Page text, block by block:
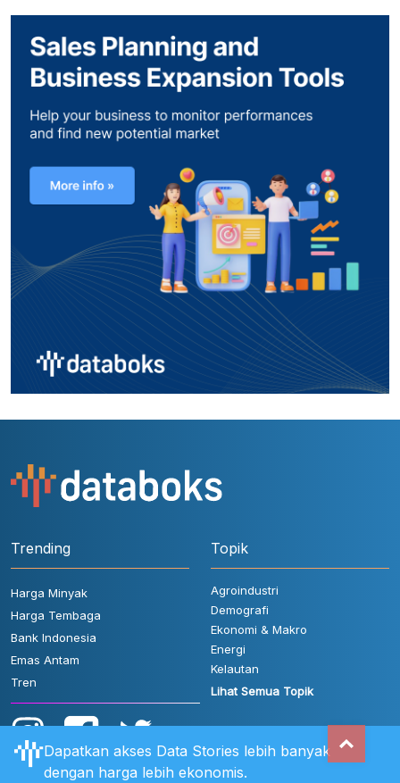
Trending
Harga Minyak
Harga Tembaga
Bank Indonesia
Emas Antam
Tren
Topik
Agroindustri
Demografi
Ekonomi & Makro
Energi
Kelautan
Lihat Semua Topik
Dapatkan akses Data Stories lebih banyak
dengan harga lebih ekonomis.